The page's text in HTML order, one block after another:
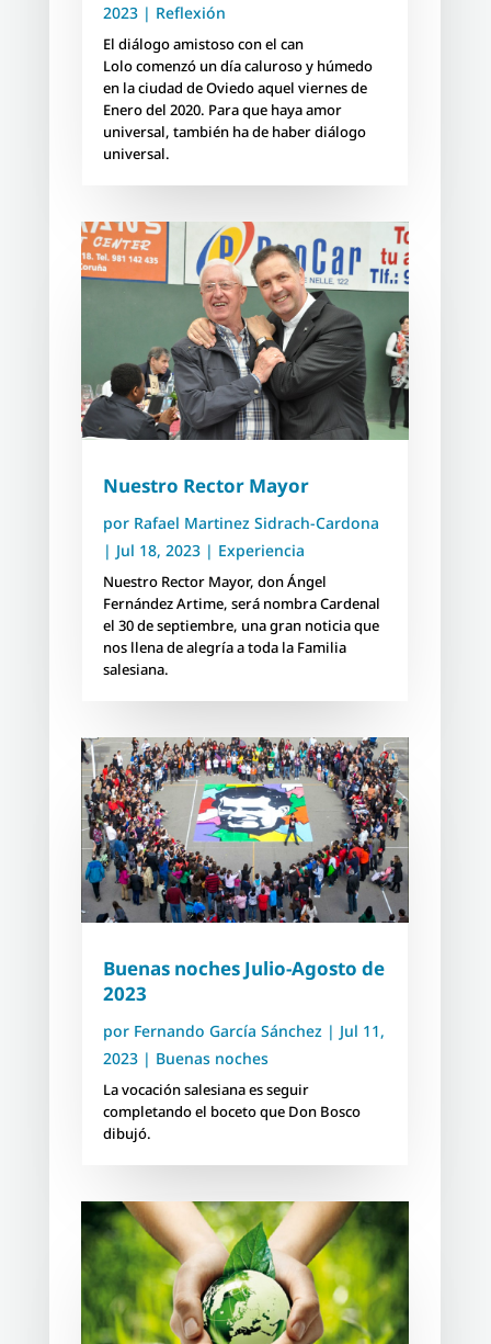
2023| Reflexión
El diálogo amistoso con el can
Lolo comenzó un día caluroso y húmedo
en la ciudad de Oviedo aquel viernes de
Enero del 2020. Para que haya amor
universal, también ha de haber diálogo
universal.
Nuestro Rector Mayor
por Rafael Martinez Sidrach-Cardona
| Jul 18, 2023| Experiencia
Nuestro Rector Mayor, don Ángel
Fernández Artime, será nombra Cardenal
el 30 de septiembre, una gran noticia que
nos llena de alegría a toda la Familia
salesiana.
Buenas noches Julio-Agosto de
2023
por Fernando García Sánchez | Jul 11,
2023| Buenas noches
La vocación salesiana es seguir
completando el boceto que Don Bosco
dibujó.